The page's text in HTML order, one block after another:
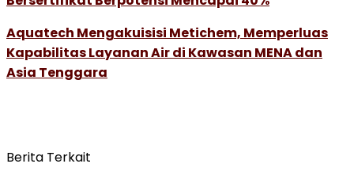
Aquatech Mengakuisisi Metichem, Memperluas
Kapabilitas Layanan Air di Kawasan MENA dan
Asia Tenggara
Berita Terkait